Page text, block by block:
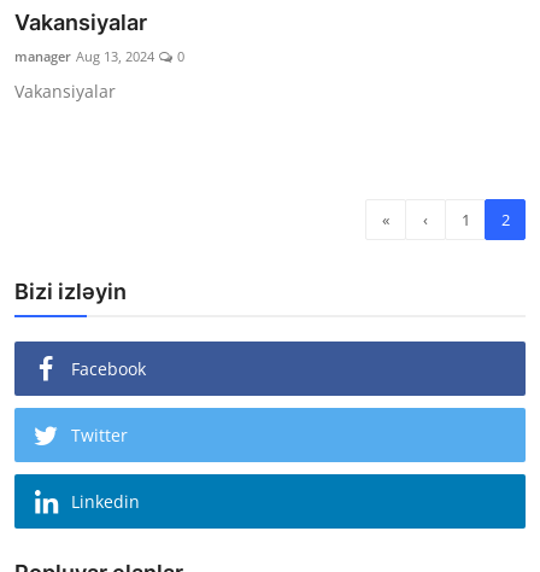
Vakansiyalar
manager Aug 13, 2024 0
Vakansiyalar
« ‹ 1 2
Bizi izləyin
Facebook
Twitter
Linkedin